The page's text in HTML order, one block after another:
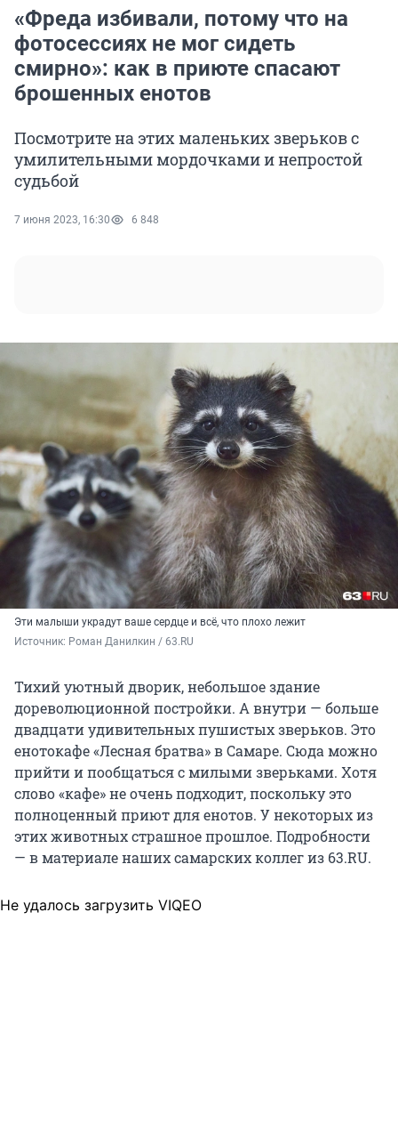
«Фреда избивали, потому что на
фотосессиях не мог сидеть
смирно»: как в приюте спасают
брошенных енотов
Посмотрите на этих маленьких зверьков с
умилительными мордочками и непростой
судьбой
7 июня 2023, 16:30 6 848
Эти малыши украдут ваше сердце и всё, что плохо лежит
Источник: Роман Данилкин / 63.RU
Тихий уютный дворик, небольшое здание
дореволюционной постройки. А внутри — больше
двадцати удивительных пушистых зверьков. Это
енотокафе «Лесная братва» в Самаре. Сюда можно
прийти и пообщаться с милыми зверьками. Хотя
слово «кафе» не очень подходит, поскольку это
полноценный приют для енотов. У некоторых из
этих животных страшное прошлое. Подробности
— в материале наших самарских коллег из 63.RU.
Не удалось загрузить VIQEO